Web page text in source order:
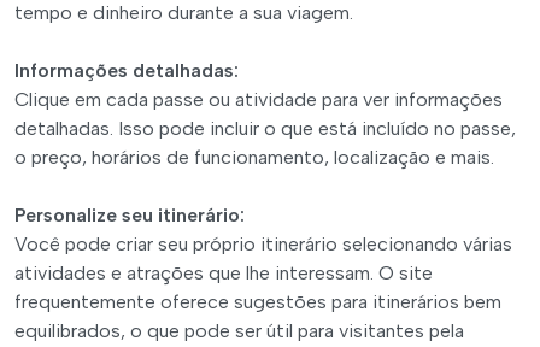
tempo e dinheiro durante a sua viagem.
Informações detalhadas:
Clique em cada passe ou atividade para ver informações
detalhadas. Isso pode incluir o que está incluído no passe,
o preço, horários de funcionamento, localização e mais.
Personalize seu itinerário:
Você pode criar seu próprio itinerário selecionando várias
atividades e atrações que lhe interessam. O site
frequentemente oferece sugestões para itinerários bem
equilibrados, o que pode ser útil para visitantes pela